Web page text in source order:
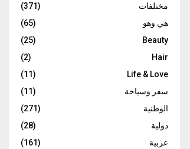
مختلفات
(371)
هي وهو
(65)
Beauty
(25)
Hair
(2)
Life & Love
(11)
سفر وسياحة
(11)
الوطنية
(271)
دولية
(28)
عربية
(161)